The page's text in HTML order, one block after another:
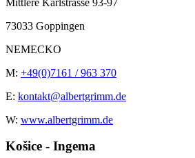
73033 Goppingen
NEMECKO
M: +49(0)7161 / 963 370
E: kontakt@albertgrimm.de
W: www.albertgrimm.de
Košice - Ingema